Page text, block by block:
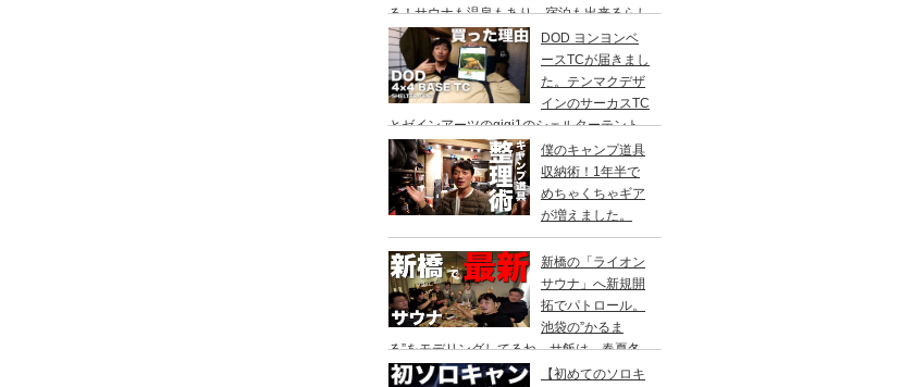
る！サウナも温泉もあり、宿泊も出来るらし
い♪
DOD ヨンヨンベ
ースTCが届きまし
た。テンマクデザ
インのサーカスTC
とゼインアーツのgigi1のシェルターテント
と比較検討をし、購入に至った理由。
僕のキャンプ道具
収納術！1年半で
めちゃくちゃギア
が増えました。
新橋の「ライオン
サウナ」へ新規開
拓でパトロール。
池袋の”かるま
る”をモデリングしてるね。サ飯は、春夏冬
にて。
【初めてのソロキ